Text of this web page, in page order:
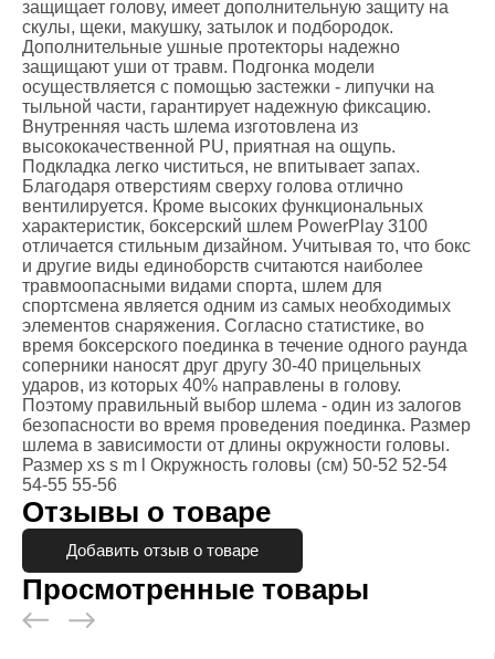
защищает голову, имеет дополнительную защиту на
скулы, щеки, макушку, затылок и подбородок.
Дополнительные ушные протекторы надежно
защищают уши от травм. Подгонка модели
осуществляется с помощью застежки - липучки на
тыльной части, гарантирует надежную фиксацию.
Внутренняя часть шлема изготовлена ​​из
высококачественной PU, приятная на ощупь.
Подкладка легко чиститься, не впитывает запах.
Благодаря отверстиям сверху голова отлично
вентилируется. Кроме высоких функциональных
характеристик, боксерский шлем PowerPlay 3100
отличается стильным дизайном. Учитывая то, что бокс
и другие виды единоборств считаются наиболее
травмоопасными видами спорта, шлем для
спортсмена является одним из самых необходимых
элементов снаряжения. Согласно статистике, во
время боксерского поединка в течение одного раунда
соперники наносят друг другу 30-40 прицельных
ударов, из которых 40% направлены в голову.
Поэтому правильный выбор шлема - один из залогов
безопасности во время проведения поединка. Размер
шлема в зависимости от длины окружности головы.
Размер xs s m l Окружность головы (см) 50-52 52-54
54-55 55-56
Отзывы о товаре
Добавить отзыв о товаре
Просмотренные товары